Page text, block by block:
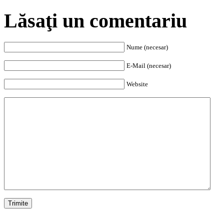
Lăsaţi un comentariu
Nume (necesar)
E-Mail (necesar)
Website